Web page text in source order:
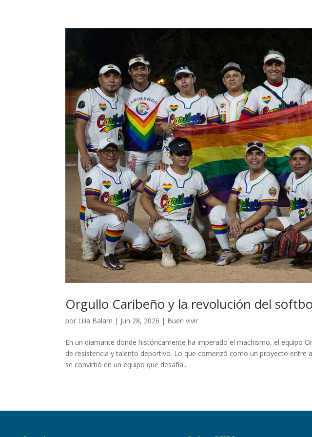
Orgullo Caribeño y la revolución del
por Lilia Balam | Jun 28, 2026 | Buen vivir
En un diamante donde históricamente ha imperado el machismo, el equipo
de resistencia y talento deportivo. Lo que comenzó como un proyecto entre
se convirtió en un equipo que desafía...